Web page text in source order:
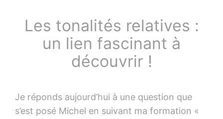
Les tonalités relatives :
un lien fascinant à
découvrir !
Je réponds aujourd’hui à une question que
s’est posé Michel en suivant ma formation «